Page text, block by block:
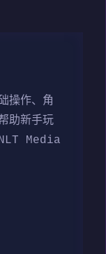
操作、角
助新手玩
NLT Media